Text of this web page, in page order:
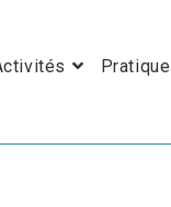
Pratique